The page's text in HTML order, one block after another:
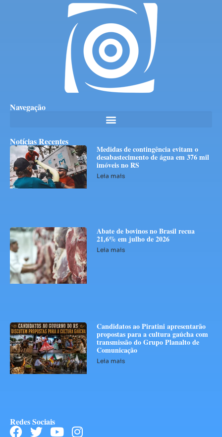
Navegação
Notícias Recentes
Medidas de contingência evitam o
desabastecimento de água em 376 mil
imóveis no RS
Leia mais
Abate de bovinos no Brasil recua
21,6% em julho de 2026
Leia mais
Candidatos ao Piratini apresentarão
propostas para a cultura gaúcha com
transmissão do Grupo Planalto de
Comunicação
Leia mais
Redes Sociais